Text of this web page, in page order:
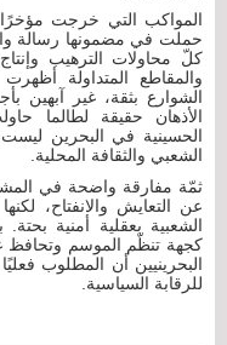
المواكب التي خرجت مؤخرًا
حملت في مضمونها رسالة
كلّ محاولات الترهيب
والمقاطع المتداولة
الشوارع بثقة، غير آبهين
الأذهان حقيقة لطالما
الحسينية في البحرين
الشعبي والثقافة المحلية.
ثمّة مفارقة واضحة في
عن التعايش والانفتاح،
الشعبية بعقلية أمنية
كجهة تنظّم الموسم وتحافظ
البحرينيين أن المطلوب
للرقابة السياسية.